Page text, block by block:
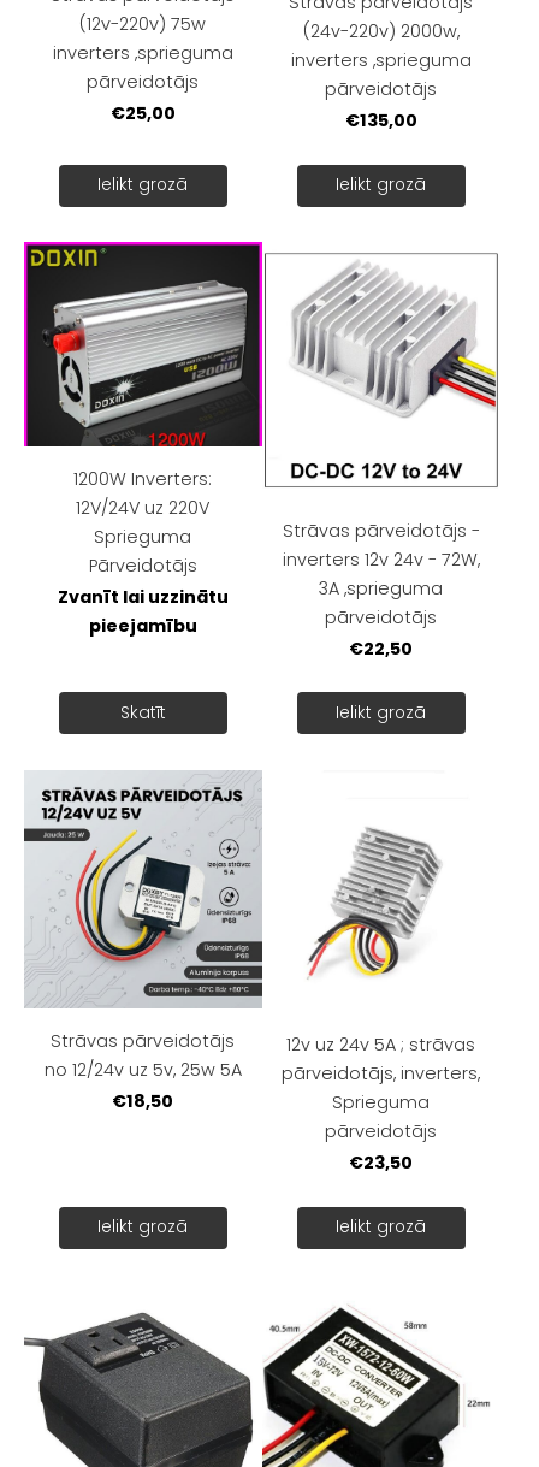
(12v-220v) 75w
inverters ,sprieguma
pārveidotājs
€25,00
Ielikt grozā
(24v-220v) 2000w,
inverters ,sprieguma
pārveidotājs
€135,00
Ielikt grozā
1200W Inverters:
12V/24V uz 220V
Sprieguma
Pārveidotājs
Zvanīt lai uzzinātu
pieejamību
Skatīt
Strāvas pārveidotājs -
inverters 12v 24v - 72W,
3A ,sprieguma
pārveidotājs
€22,50
Ielikt grozā
Strāvas pārveidotājs
no 12/24v uz 5v, 25w 5A
€18,50
Ielikt grozā
12v uz 24v 5A ; strāvas
pārveidotājs, inverters,
Sprieguma
pārveidotājs
€23,50
Ielikt grozā